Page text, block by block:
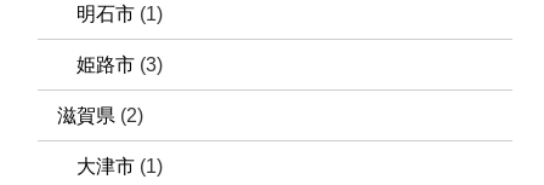
明石市 (1)
姫路市 (3)
滋賀県 (2)
大津市 (1)